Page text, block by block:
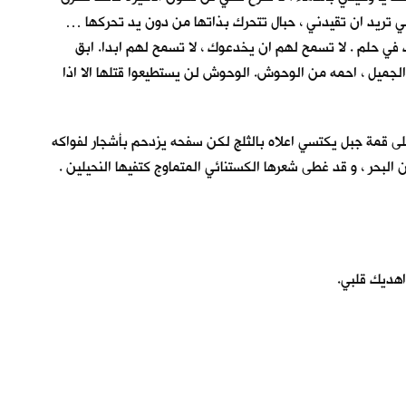
تريد ان تقيدني ، حبال تتحرك بذاتها من دون يد تحركها …
حلم . لا تسمح لهم ان يخدعوك ، لا تسمح لهم ابدا. ابق
، احمه من الوحوش. الوحوش لن يستطيعوا قتلها الا اذا
قمة جبل يكتسي اعلاه بالثلج لكن سفحه يزدحم بأشجار لفواكه
، و قد غطى شعرها الكستنائي المتماوج كتفيها النحيلين .
قلبي.